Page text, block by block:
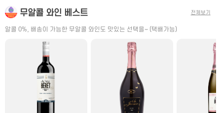
전체보기
무알콜 와인 베스트
알콜 0%, 배송이 가능한 무알콜 와인도 맛있는 선택을~ (택배가능)